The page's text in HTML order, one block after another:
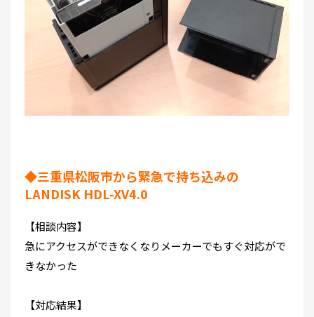
◆三重県松阪市から緊急で持ち込みの
LANDISK HDL-XV4.0
【相談内容】
急にアクセスができなくなりメーカーでもすぐ対応がで
きなかった
【対応結果】